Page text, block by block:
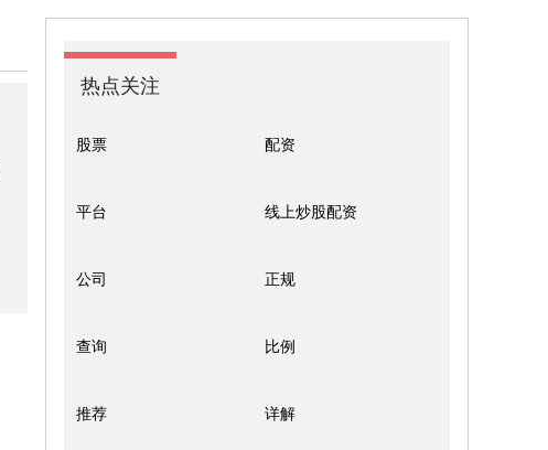
热点关注
股票 配资
平台 线上炒股配资
公司 正规
查询 比例
推荐 详解